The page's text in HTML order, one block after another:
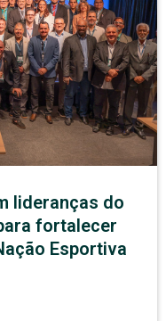
lideranças do
fortalecer
Esportiva